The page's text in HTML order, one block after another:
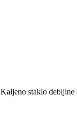
Kaljeno staklo